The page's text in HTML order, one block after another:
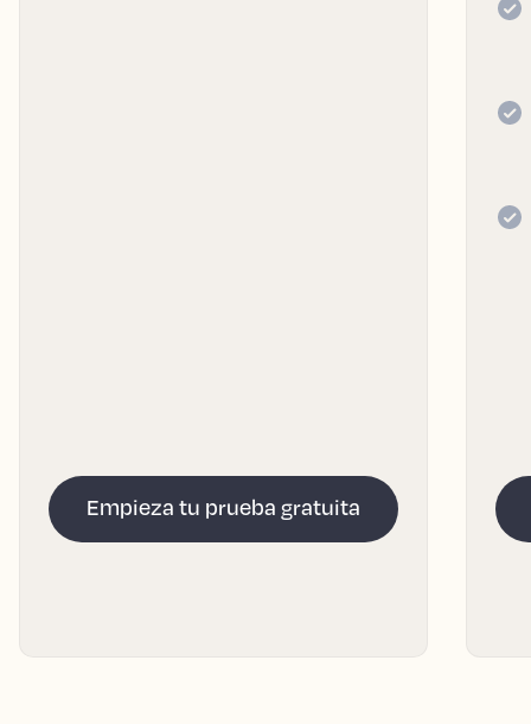
Empieza tu prueba gratuita